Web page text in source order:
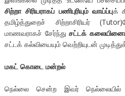
சிற்றா சிரியராகப் பணிபுரியும் வாய்ப்புக்
தமிழ்த்துறைச் சிற்றாசிரியர்
மாணவராகச் சேர்ந்துசட்டக்
சட்டக் கல்வியையும் வெற்றியுடன்
மகட் கொடை மன்றல்
நெல்லை சென்ற இவர் நெல்லையில்